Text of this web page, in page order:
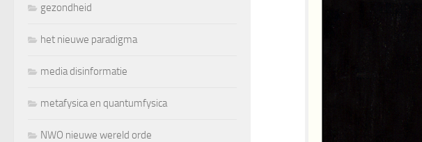
gezondheid
het nieuwe paradigma
media disinformatie
metafysica en quantumfysica
NWO nieuwe wereld orde